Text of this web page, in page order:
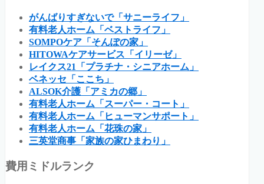
がんばりすぎないで「サニーライフ」
有料老人ホーム「ベストライフ」
SOMPOケア「そんぽの家」
HITOWAケアサービス「イリーゼ」
レイクス21「プラチナ・シニアホーム」
ベネッセ「ここち」
ALSOK介護「アミカの郷」
有料老人ホーム「スーパー・コート」
有料老人ホーム「ヒューマンサポート」
有料老人ホーム「花珠の家」
三英堂商事「家族の家ひまわり」
費用ミドルランク